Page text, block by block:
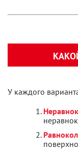
У каждого